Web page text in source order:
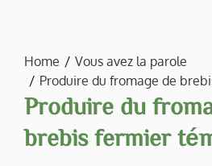
Home
Vous avez la parole
Produire du fromage de
Produire du
brebis fermier